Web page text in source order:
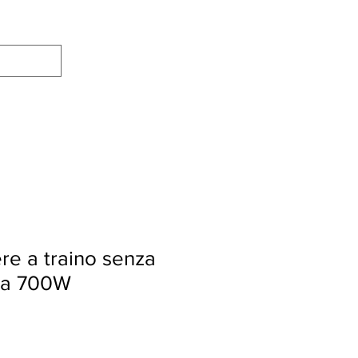
a traino senza
700W